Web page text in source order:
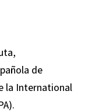
de
la International